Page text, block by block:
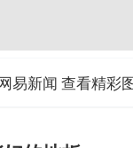
易新闻 查看精彩